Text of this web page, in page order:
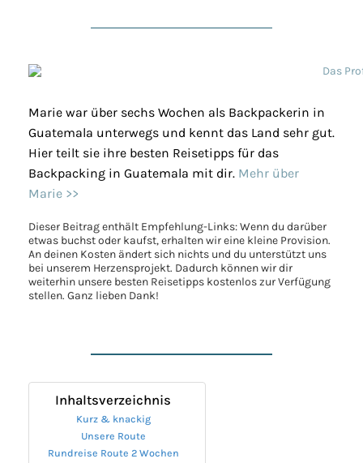
Marie war über sechs Wochen als Backpackerin in
Guatemala unterwegs und kennt das Land sehr gut.
Hier teilt sie ihre besten Reisetipps für das
Backpacking in Guatemala mit dir. Mehr über
Marie >>
Dieser Beitrag enthält Empfehlung-Links: Wenn du darüber
etwas buchst oder kaufst, erhalten wir eine kleine Provision.
An deinen Kosten ändert sich nichts und du unterstützt uns
bei unserem Herzensprojekt. Dadurch können wir dir
weiterhin unsere besten Reisetipps kostenlos zur Verfügung
stellen. Ganz lieben Dank!
Inhaltsverzeichnis
Kurz & knackig
Unsere Route
Rundreise Route 2 Wochen